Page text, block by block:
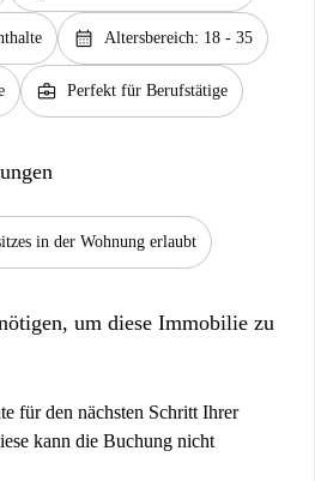
calendar_month Altersbereich: 18 - 35
business_center Perfekt für Berufstätige
in der Wohnung erlaubt
um diese Immobilie zu
für den nächsten Schritt Ihrer
kann die Buchung nicht